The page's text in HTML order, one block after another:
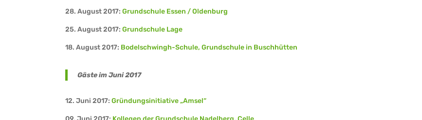
28. August 2017:Grundschule Essen / Oldenburg
25. August 2017:Grundschule Lage
18. August 2017: Bodelschwingh-Schule, Grundschule in Buschhütten
Gäste im Juni 2017
12. Juni 2017:Gründungsinitiative „Amsel“